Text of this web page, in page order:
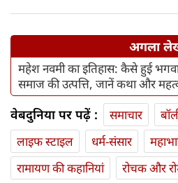
अगला
महेश नवमी का इतिहास: कैसे हुई
समाज की उत्पत्ति, जानें कथा और
वेबदुनिया पर पढ़ें : समाचार
लाइफ स्‍टाइल
धर्म-संसार
रामायण की कहानियां
रोचक और